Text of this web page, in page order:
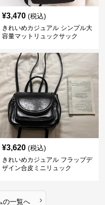
¥3,470 (税込)
きれいめカジュアル シンプル大
容量マットリュックサック
¥3,620 (税込)
きれいめカジュアル フラップデ
ザイン合皮ミニリュック
の一覧へ ›